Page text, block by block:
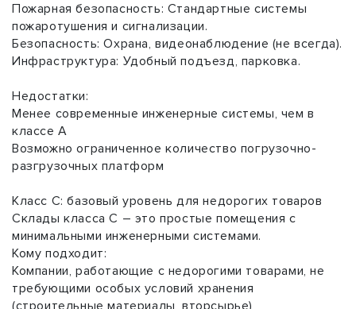
Пожарная безопасность: Стандартные системы
пожаротушения и сигнализации.
Безопасность: Охрана, видеонаблюдение (не всегда).
Инфраструктура: Удобный подъезд, парковка.
Недостатки:
Менее современные инженерные системы, чем в
классе A
Возможно ограниченное количество погрузочно-
разгрузочных платформ
Класс C: базовый уровень для недорогих товаров
Склады класса C – это простые помещения с
минимальными инженерными системами.
Кому подходит:
Компании, работающие с недорогими товарами, не
требующими особых условий хранения
(строительные материалы, вторсырье)